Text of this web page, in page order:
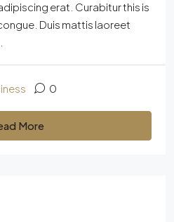
erat. Curabitur this is
Duis mattis laoreet
0
More